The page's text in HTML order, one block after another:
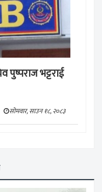
पुष्पराज भट्टराई
सोमवार, साउन १८, २०८३